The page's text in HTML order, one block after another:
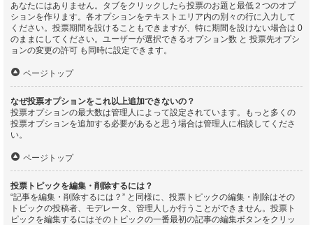
あなたにはありません。タブをクリックしたら投票のお題と最低２つのオプ
ションを作ります。各オプションをテキストエリア内の別々の行に入力して
ください。投票期間を設けることもできますが、特に期間を設けない場合は 0
のままにしてください。ユーザーが選択できるオプション数 と 投票先オプシ
ョンの変更の許可 も同時に設定できます。
ページトップ
なぜ投票オプションをこれ以上追加できないの？
投票オプションの最大数は管理人によって設定されています。もっと多くの
投票オプションを追加する必要があると思う場合は管理人に相談してくださ
い。
ページトップ
投票トピックを編集・削除するには？
“記事を編集・削除するには？” と同様に、投票トピックの編集・削除はその
トピックの投稿者、モデレータ、管理人しか行うことができません。投票ト
ピックを編集するにはそのトピックの一番最初の記事の編集ボタンをクリッ